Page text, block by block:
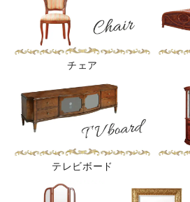
チェア
テレビボード